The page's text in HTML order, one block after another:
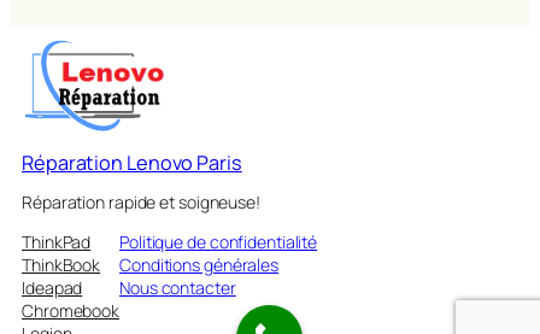
Réparation Lenovo Paris
Réparation rapide et soigneuse!
ThinkPad
ThinkBook
Ideapad
Chromebook
Politique de confidentialité
Conditions générales
Nous contacter